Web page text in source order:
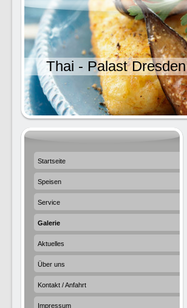
Thai - Palast Dresden
Startseite
Speisen
Service
Galerie
Aktuelles
Über uns
Kontakt / Anfahrt
Impressum